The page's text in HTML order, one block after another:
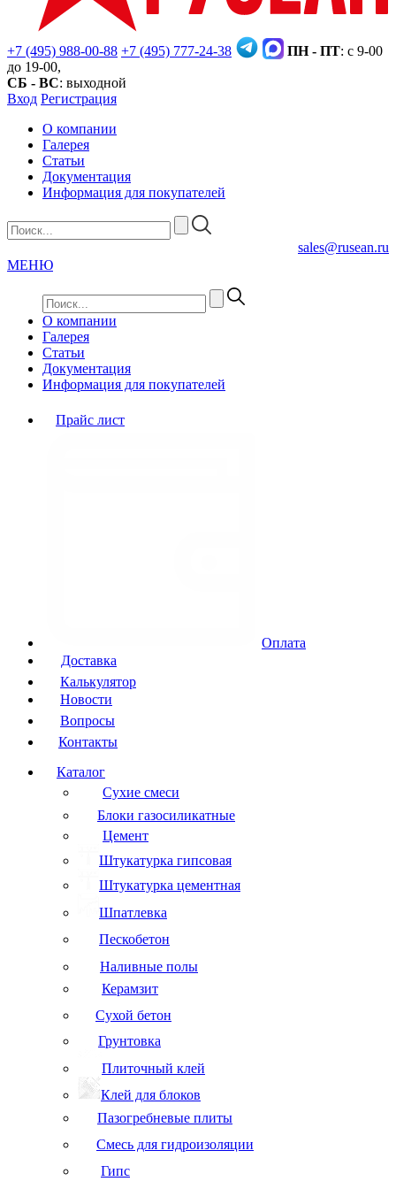
+7 (495) 988-00-88 +7 (495) 777-24-38 ПН - ПТ: с 9-00
до 19-00,
СБ - ВС: выходной
Вход Регистрация
О компании
Галерея
Статьи
Документация
Информация для покупателей
sales@rusean.ru
МЕНЮ
О компании
Галерея
Статьи
Документация
Информация для покупателей
Прайс лист
Оплата
Доставка
Калькулятор
Новости
Вопросы
Контакты
Каталог
Сухие смеси
Блоки газосиликатные
Цемент
Штукатурка гипсовая
Штукатурка цементная
Шпатлевка
Пескобетон
Наливные полы
Керамзит
Сухой бетон
Грунтовка
Плиточный клей
Клей для блоков
Пазогребневые плиты
Смесь для гидроизоляции
Гипс